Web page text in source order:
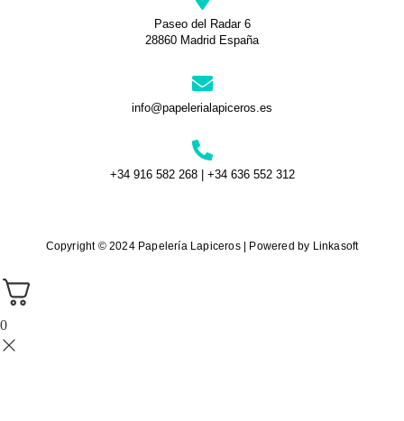
Paseo del Radar 6
28860 Madrid España
info@papelerialapiceros.es
+34 916 582 268 | +34 636 552 312
Copyright © 2024 Papelería Lapiceros | Powered by Linkasoft
0